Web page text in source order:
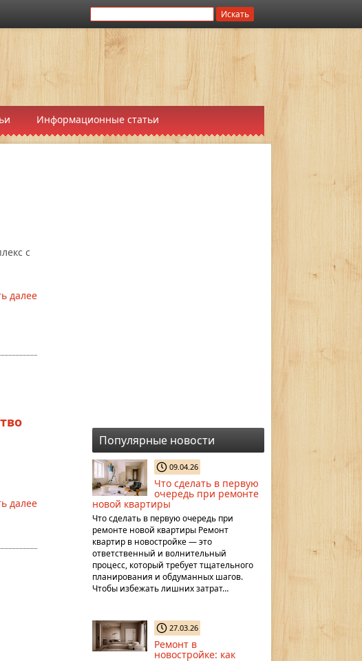
Информационные статьи
с
далее
далее
Популярные новости
09.04.26
Что сделать в первую
очередь при ремонте
новой квартиры
Что сделать в первую очередь при
ремонте новой квартиры Ремонт
квартир в новостройке — это
ответственный и волнительный
процесс, который требует тщательного
планирования и обдуманных шагов.
Чтобы избежать лишних затрат…
27.03.26
Ремонт в
новостройке: как